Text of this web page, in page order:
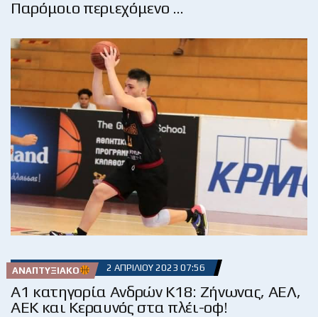
Παρόμοιο περιεχόμενο …
ΑΝΑΠΤΥΞΙΑΚΌ 2 ΑΠΡΙΛΊΟΥ 2023 07:56
Α1 κατηγορία Ανδρών Κ18: Ζήνωνας, ΑΕΛ,
ΑΕΚ και Κεραυνός στα πλέι-οφ!